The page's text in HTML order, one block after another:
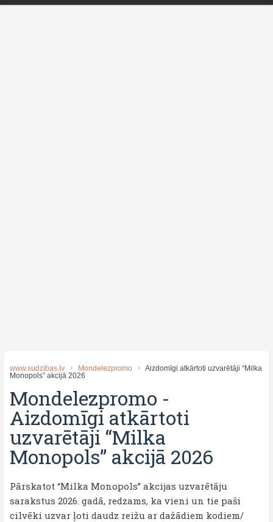
www.sudzibas.lv Mondelezpromo
Aizdomīgi atkārtoti uzvarētāji “Milka
Monopols” akcijā 2026
Mondelezpromo -
Aizdomīgi atkārtoti
uzvarētāji “Milka
Monopols” akcijā 2026
Pārskatot “Milka Monopols” akcijas uzvarētāju
sarakstus 2026. gadā, redzams, ka vieni un tie paši
cilvēki uzvar ļoti daudz reižu ar dažādiem kodiem/